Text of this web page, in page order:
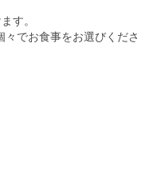
す。
でお食事をお選びくださ